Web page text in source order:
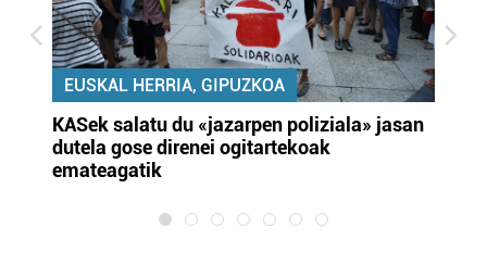
EUSKAL HERRIA, GIPUZKOA
KASek salatu du «jazarpen poliziala» jasan
dutela gose direnei ogitartekoak
emateagatik